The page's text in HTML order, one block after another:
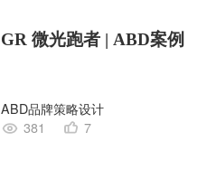
GR 微光跑者 | ABD案例
ABD品牌策略设计
381
7